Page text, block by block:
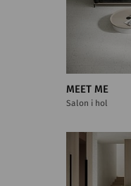
MEET ME
Salon i hol